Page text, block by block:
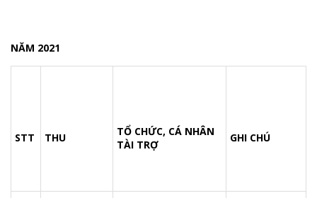
NĂM 2021
STT THU
TỔ CHỨC, CÁ NHÂN
TÀI TRỢ
GHI CHÚ